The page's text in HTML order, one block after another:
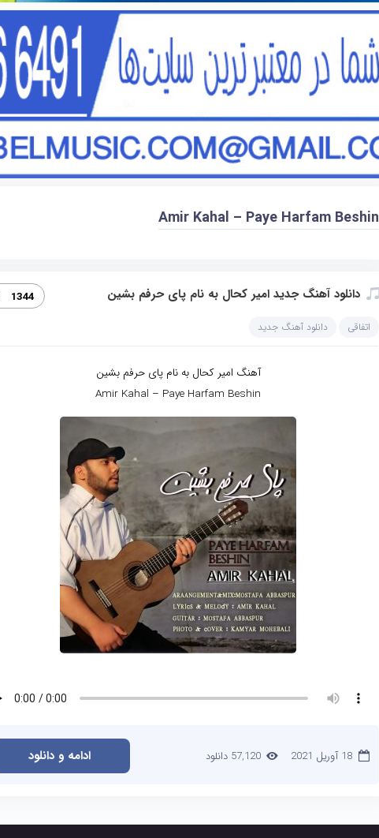
Amir Kahal – Paye Harfam Beshin
دانلود آهنگ جدید امیر کحال به نام پای حرفم بشین 1344
اتفاقی دانلود آهنگ جدید
آهنگ امیر کحال به نام پای حرفم بشین
Amir Kahal – Paye Harfam Beshin
18 آوریل 2021 57,120 دانلود ادامه و دانلود